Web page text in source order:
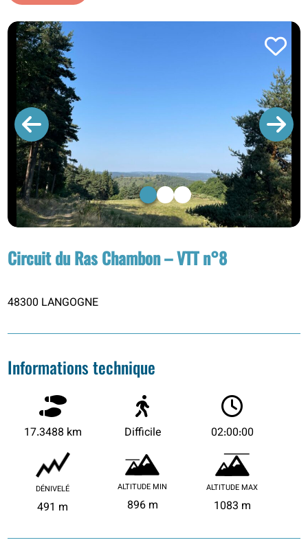
Circuit du Ras Chambon – VTT n°8
48300 LANGOGNE
Informations technique
17.3488 km Difficile 02:00:00
DÉNIVELÉ
491 m
ALTITUDE MIN
896 m
ALTITUDE MAX
1083 m